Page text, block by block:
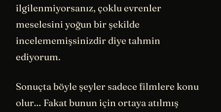
ilgilenmiyorsanız, çoklu evrenler
meselesini yoğun bir şekilde
incelememişsinizdir diye tahmin
ediyorum.
Sonuçta böyle şeyler sadece filmlere konu
olur… Fakat bunun için ortaya atılmış